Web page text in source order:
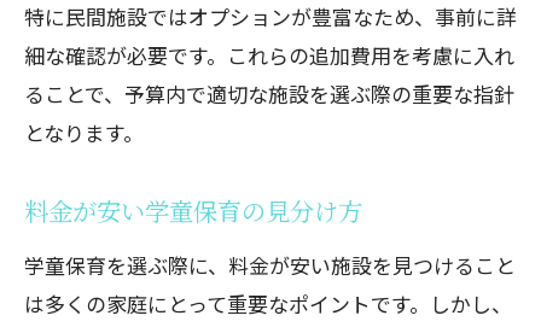
特に民間施設ではオプションが豊富なため、事前に詳
細な確認が必要です。これらの追加費用を考慮に入れ
ることで、予算内で適切な施設を選ぶ際の重要な指針
となります。
料金が安い学童保育の見分け方
学童保育を選ぶ際に、料金が安い施設を見つけること
は多くの家庭にとって重要なポイントです。しかし、